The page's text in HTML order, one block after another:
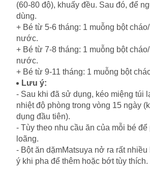
(60-80 độ), khuấy đều. Sau đó, để
dùng.
+ Bé từ 5-6 tháng: 1 muỗng bột
nước.
+ Bé từ 7-8 tháng: 1 muỗng bột
nước.
+ Bé từ 9-11 tháng: 1 muỗng bột
Lưu ý:
- Sau khi đã sử dụng, kéo miệng túi
nhiệt độ phòng trong vòng 15 ngày
dụng đầu tiên).
- Tùy theo nhu cầu ăn của mỗi bé
loãng.
- Bột ăn dặmMatsuya nở ra rất
ý khi pha để thêm hoặc bớt tùy thích.